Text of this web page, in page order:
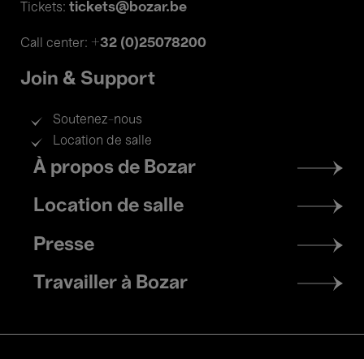
Tickets: tickets@bozar.be
Call center: +32 (0)25078200
Join & Support
Soutenez-nous
Location de salle
Footer
menu
À propos de Bozar
Location de salle
Presse
Travailler à Bozar